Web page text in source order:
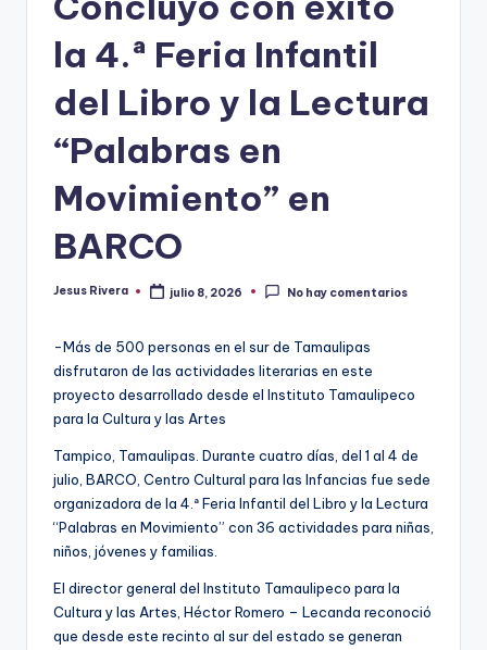
la 4.ª Feria Infantil
del Libro y la Lectura
“Palabras en
Movimiento” en
BARCO
Publicado
Jesus Rivera julio 8, 2026 No hay comentarios
-Más de 500 personas en el sur de Tamaulipas
disfrutaron de las actividades literarias en este
proyecto desarrollado desde el Instituto Tamaulipeco
para la Cultura y las Artes
Tampico, Tamaulipas. Durante cuatro días, del 1 al 4 de
julio, BARCO, Centro Cultural para las Infancias fue sede
organizadora de la 4.ª Feria Infantil del Libro y la Lectura
“Palabras en Movimiento” con 36 actividades para niñas,
niños, jóvenes y familias.
El director general del Instituto Tamaulipeco para la
Cultura y las Artes, Héctor Romero – Lecanda reconoció
que desde este recinto al sur del estado se generan